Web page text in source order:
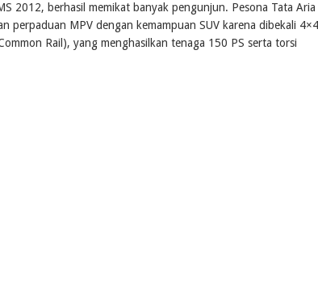
2012, berhasil memikat banyak pengunjun. Pesona Tata
perpaduan MPV dengan kemampuan SUV karena dibekali 4×4
Rail), yang menghasilkan tenaga 150 PS serta torsi